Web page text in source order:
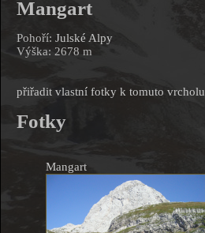
Mangart
Pohoří: Julské Alpy
Výška: 2678 m
přiřadit vlastní fotky k tomuto vrcholu
Fotky
Mangart